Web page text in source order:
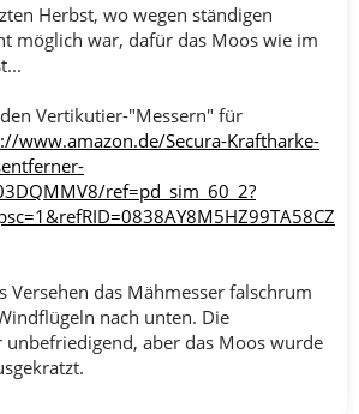
Herbst, wo wegen ständigen
möglich war, dafür das Moos wie im
Vertikutier-"Messern" für
www.amazon.de/Secura-Kraftharke-
ref=pd_sim_60_2?
Versehen das Mähmesser falschrum
nach unten. Die
unbefriedigend, aber das Moos wurde